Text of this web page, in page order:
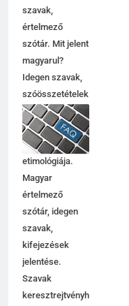
szavak,
értelmező
szótár. Mit jelent
magyarul?
Idegen szavak,
szóösszetételek
jelentése,
magyarázata,
használata,
etimológiája.
Magyar
értelmező
szótár, idegen
szavak,
kifejezések
jelentése.
Szavak
keresztrejtvényhez